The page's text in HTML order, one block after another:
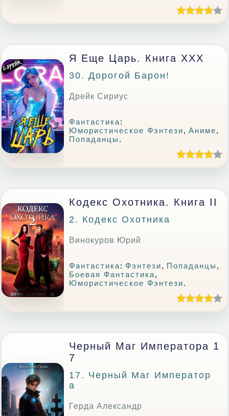
Я Еще Царь. Книга XXX
30. Дорогой Барон!
Дрейк Сириус
Фантастика:
Юмористическое Фэнтези,Аниме,
Попаданцы .
Кодекс Охотника. Книга II
2. Кодекс Охотника
Винокуров Юрий
Фантастика: Фэнтези, Попаданцы ,
Боевая Фантастика,
Юмористическое Фэнтези.
Черный Маг Императора 1
7
17. Черный Маг Император
А
Герда Александр